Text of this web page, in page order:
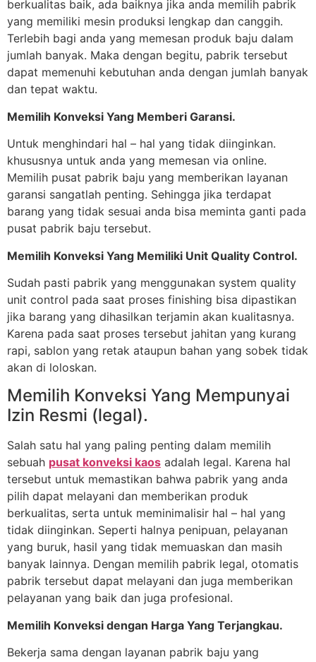
berkualitas baik, ada baiknya jika anda memilih pabrik
yang memiliki mesin produksi lengkap dan canggih.
Terlebih bagi anda yang memesan produk baju dalam
jumlah banyak. Maka dengan begitu, pabrik tersebut
dapat memenuhi kebutuhan anda dengan jumlah banyak
dan tepat waktu.
Memilih Konveksi Yang Memberi Garansi.
Untuk menghindari hal – hal yang tidak diinginkan.
khususnya untuk anda yang memesan via online.
Memilih pusat pabrik baju yang memberikan layanan
garansi sangatlah penting. Sehingga jika terdapat
barang yang tidak sesuai anda bisa meminta ganti pada
pusat pabrik baju tersebut.
Memilih Konveksi Yang Memiliki Unit Quality Control.
Sudah pasti pabrik yang menggunakan system quality
unit control pada saat proses finishing bisa dipastikan
jika barang yang dihasilkan terjamin akan kualitasnya.
Karena pada saat proses tersebut jahitan yang kurang
rapi, sablon yang retak ataupun bahan yang sobek tidak
akan di loloskan.
Memilih Konveksi Yang Mempunyai
Izin Resmi (legal).
Salah satu hal yang paling penting dalam memilih
sebuah pusat konveksi kaos adalah legal. Karena hal
tersebut untuk memastikan bahwa pabrik yang anda
pilih dapat melayani dan memberikan produk
berkualitas, serta untuk meminimalisir hal – hal yang
tidak diinginkan. Seperti halnya penipuan, pelayanan
yang buruk, hasil yang tidak memuaskan dan masih
banyak lainnya. Dengan memilih pabrik legal, otomatis
pabrik tersebut dapat melayani dan juga memberikan
pelayanan yang baik dan juga profesional.
Memilih Konveksi dengan Harga Yang Terjangkau.
Bekerja sama dengan layanan pabrik baju yang